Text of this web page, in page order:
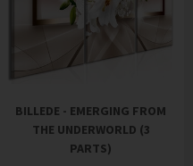
BILLEDE - EMERGING FROM
THE UNDERWORLD (3
PARTS)